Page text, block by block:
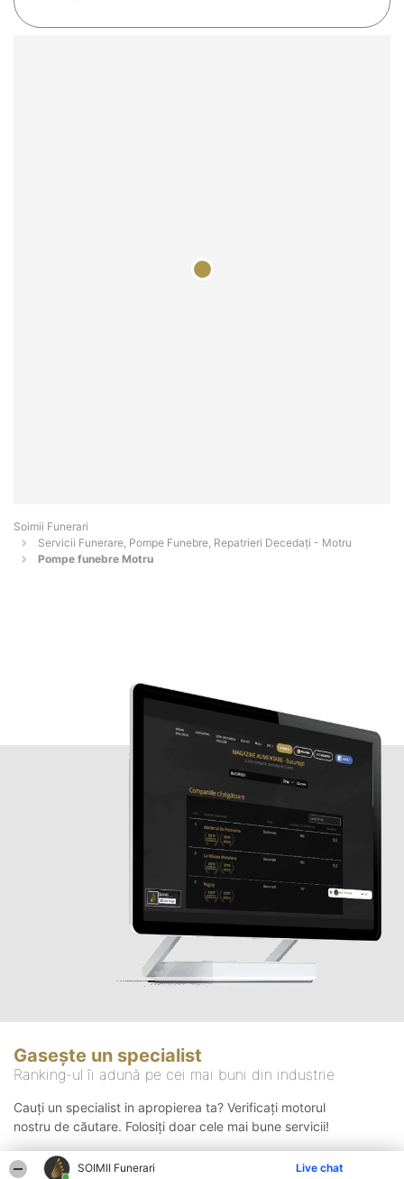
SOIMII Funerari Live chat
Soimii Funerari
Servicii Funerare, Pompe Funebre, Repatrieri Decedați - Motru
Pompe funebre Motru
Gasește un specialist
Ranking-ul îi adună pe cei mai buni din industrie
Cauți un specialist in apropierea ta? Verificați motorul
nostru de căutare. Folosiți doar cele mai bune servicii!